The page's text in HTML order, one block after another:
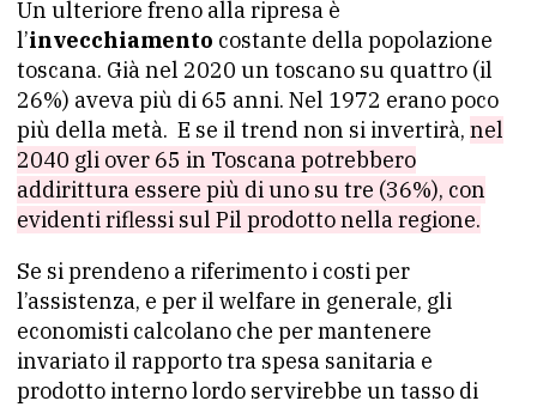
Un ulteriore freno alla ripresa è
l’invecchiamento costante della popolazione
toscana. Già nel 2020 un toscano su quattro (il
26%) aveva più di 65 anni. Nel 1972 erano poco
più della metà. E se il trend non si invertirà, nel
2040 gli over 65 in Toscana potrebbero
addirittura essere più di uno su tre (36%), con
evidenti riflessi sul Pil prodotto nella regione.
Se si prendeno a riferimento i costi per
l’assistenza, e per il welfare in generale, gli
economisti calcolano che per mantenere
invariato il rapporto tra spesa sanitaria e
prodotto interno lordo servirebbe un tasso di